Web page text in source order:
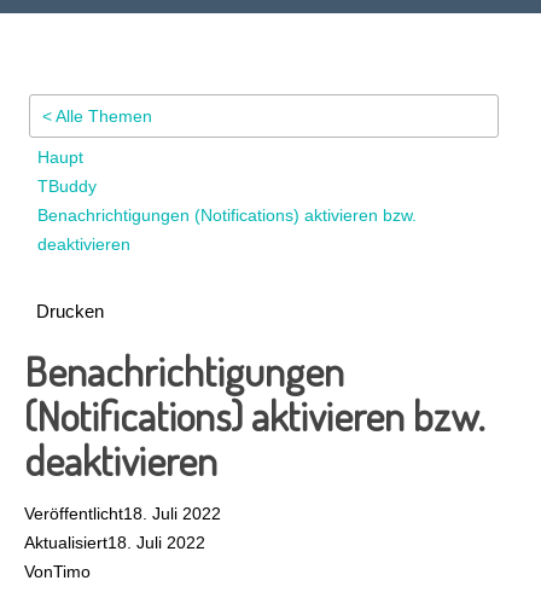
< Alle Themen
Haupt
TBuddy
Benachrichtigungen (Notifications) aktivieren bzw.
deaktivieren
Drucken
Benachrichtigungen
(Notifications) aktivieren bzw.
deaktivieren
Veröffentlicht18. Juli 2022
Aktualisiert18. Juli 2022
VonTimo